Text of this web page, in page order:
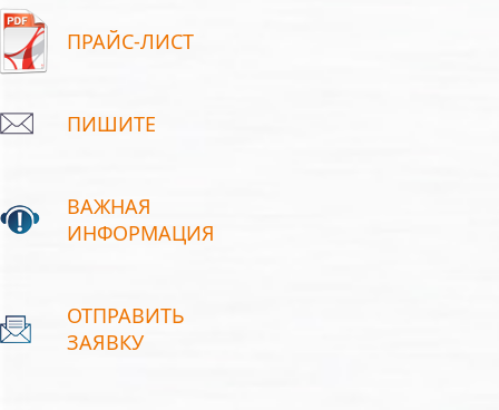
ПРАЙС-ЛИСТ
ПИШИТЕ
ВАЖНАЯ
ИНФОРМАЦИЯ
ОТПРАВИТЬ
ЗАЯВКУ